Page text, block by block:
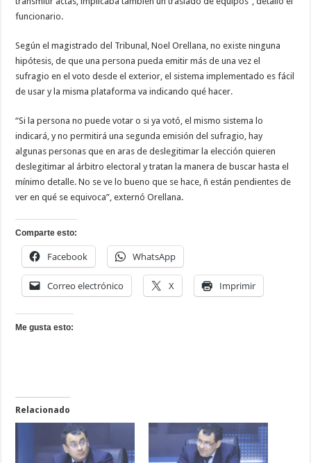
funcionario.
Según el magistrado del Tribunal, Noel Orellana, no existe ninguna
hipótesis, de que una persona pueda emitir más de una vez el
sufragio en el voto desde el exterior, el sistema implementado es fácil
de usar y la misma plataforma va indicando qué hacer.
“Si la persona no puede votar o si ya votó, el mismo sistema lo
indicará, y no permitirá una segunda emisión del sufragio, hay
algunas personas que en aras de deslegitimar la elección quieren
deslegitimar al árbitro electoral y tratan la manera de buscar hasta el
mínimo detalle. No se ve lo bueno que se hace, ñ están pendientes de
ver en qué se equivoca”, externó Orellana.
Comparte esto:
Facebook WhatsApp
Correo electrónico X Imprimir
Me gusta esto:
Relacionado